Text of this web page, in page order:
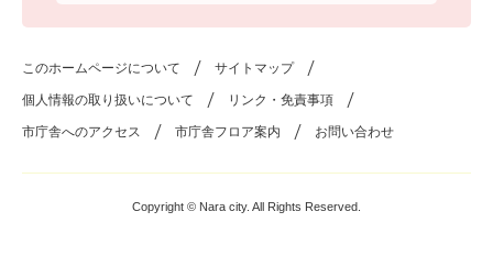
このホームページについて サイトマップ
個人情報の取り扱いについて リンク・免責事項
市庁舎へのアクセス 市庁舎フロア案内 お問い合わせ
Copyright © Nara city. All Rights Reserved.